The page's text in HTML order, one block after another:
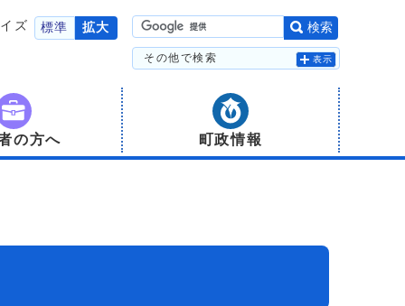
ズ 標準 拡大 検索
その他で検索 表示
の方へ 町政情報